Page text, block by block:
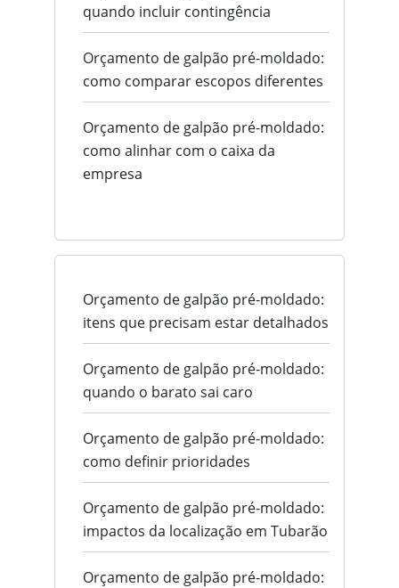
quando incluir contingência
Orçamento de galpão pré-moldado:
como comparar escopos diferentes
Orçamento de galpão pré-moldado:
como alinhar com o caixa da
empresa
Orçamento de galpão pré-moldado:
itens que precisam estar detalhados
Orçamento de galpão pré-moldado:
quando o barato sai caro
Orçamento de galpão pré-moldado:
como definir prioridades
Orçamento de galpão pré-moldado:
impactos da localização em Tubarão
Orçamento de galpão pré-moldado: